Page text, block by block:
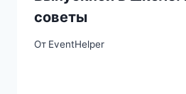
советы
От EventHelper